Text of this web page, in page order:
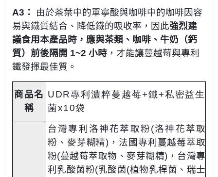
A3：
由於茶葉中的單寧酸與咖啡中的咖啡因容
易與鐵質結合、降低鐵的吸收率，因此強烈建
議食用本產品時，應與茶類、咖啡、牛奶（鈣
質）前後隔開 1~2 小時 ，才能讓蔓越莓與專利
鐵發揮最佳質。
商品名
稱
UDR專利濃粹蔓越莓+鐵+私密益生
菌x10袋
台灣專利洛神花萃取粉(洛神花萃取
粉、麥芽糊精)，法國專利蔓越莓萃取
粉(蔓越莓萃取物、麥芽糊精)，台灣專
利乳酸菌粉(乳酸菌(植物乳桿菌、瑞士